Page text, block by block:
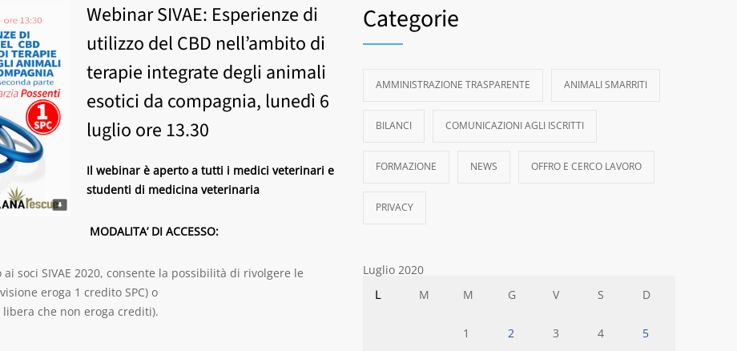
Webinar SIVAE: Esperienze di
utilizzo del CBD nell’ambito di
terapie integrate degli animali
esotici da compagnia, lunedì 6
luglio ore 13.30
Il webinar è aperto a tutti i medici veterinari e
studenti di medicina veterinaria
MODALITA’ DI ACCESSO:
soci SIVAE 2020, consente la possibilità di rivolgere le
eroga 1 credito SPC) o
libera che non eroga crediti).
Categorie
AMMINISTRAZIONE TRASPARENTE ANIMALI SMARRITI
BILANCI COMUNICAZIONI AGLI ISCRITTI
FORMAZIONE NEWS OFFRO E CERCO LAVORO
PRIVACY
Luglio 2020
L M M G V S D
1 2 3 4 5